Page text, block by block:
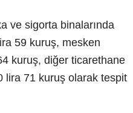
ve sigorta binalarında
59 kuruş, mesken
kuruş, diğer ticarethane
lira 71 kuruş olarak tespit